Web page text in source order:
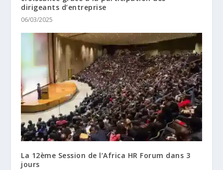
dirigeants d’entreprise
06/03/2025
La 12ème Session de l’Africa HR Forum dans 3
jours